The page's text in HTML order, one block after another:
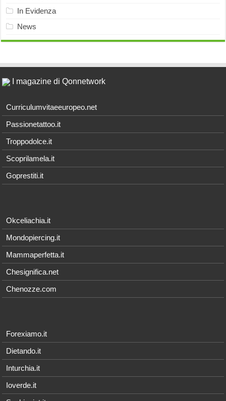
In Evidenza
News
I magazine di Qonnetwork
Curriculumvitaeeuropeo.net
Passionetattoo.it
Troppodolce.it
Scoprilamela.it
Goprestiti.it
Okceliachia.it
Mondopiercing.it
Mammaperfetta.it
Chesignifica.net
Chenozze.com
Forexiamo.it
Dietando.it
Inturchia.it
Ioverde.it